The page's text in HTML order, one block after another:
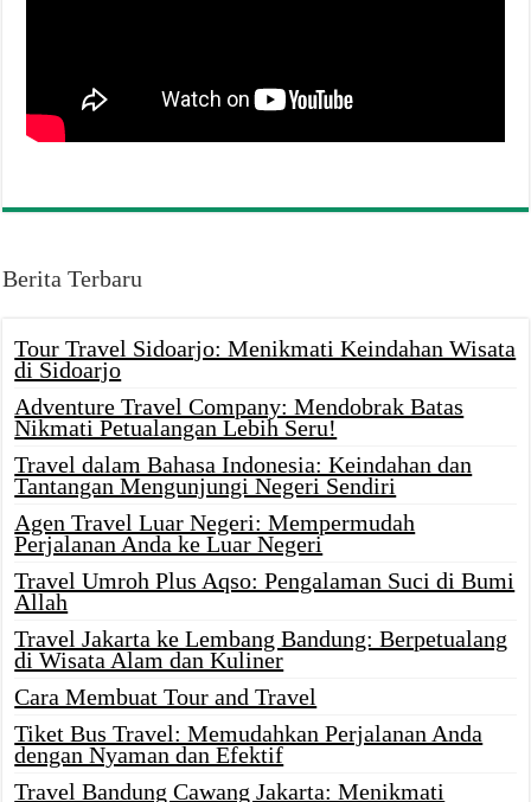
Berita Terbaru
Tour Travel Sidoarjo: Menikmati Keindahan Wisata
di Sidoarjo
Adventure Travel Company: Mendobrak Batas
Nikmati Petualangan Lebih Seru!
Travel dalam Bahasa Indonesia: Keindahan dan
Tantangan Mengunjungi Negeri Sendiri
Agen Travel Luar Negeri: Mempermudah
Perjalanan Anda ke Luar Negeri
Travel Umroh Plus Aqso: Pengalaman Suci di Bumi
Allah
Travel Jakarta ke Lembang Bandung: Berpetualang
di Wisata Alam dan Kuliner
Cara Membuat Tour and Travel
Tiket Bus Travel: Memudahkan Perjalanan Anda
dengan Nyaman dan Efektif
Travel Bandung Cawang Jakarta: Menikmati